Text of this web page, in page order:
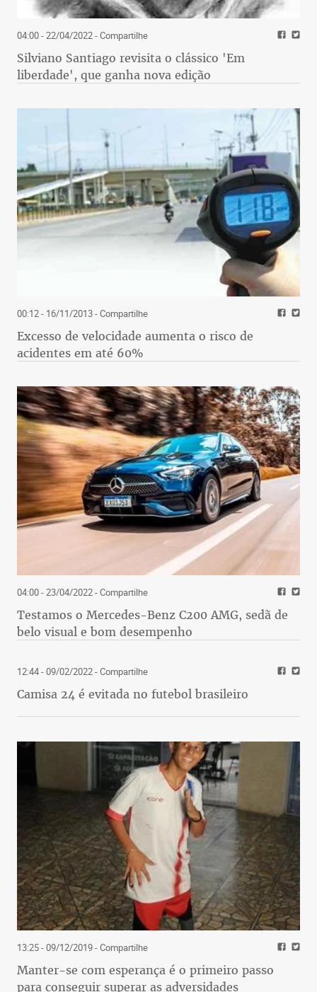
04:00 - 22/04/2022- Compartilhe
Silviano Santiago revisita o clássico 'Em
liberdade', que ganha nova edição
00:12 - 16/11/2013- Compartilhe
Excesso de velocidade aumenta o risco de
acidentes em até 60%
04:00 - 23/04/2022- Compartilhe
Testamos o Mercedes-Benz C200 AMG, sedã de
belo visual e bom desempenho
12:44 - 09/02/2022- Compartilhe
Camisa 24 é evitada no futebol brasileiro
13:25 - 09/12/2019- Compartilhe
Manter-se com esperança é o primeiro passo
para conseguir superar as adversidades